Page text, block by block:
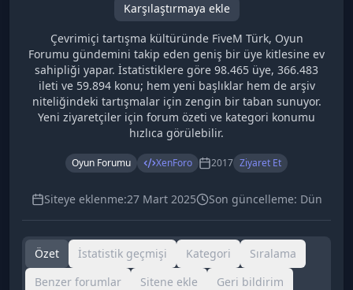
Karşılaştırmaya ekle
Çevrimiçi tartışma kültüründe FiveM Türk, Oyun
Forumu gündemini takip eden geniş bir üye kitlesine ev
sahipliği yapar. İstatistiklere göre 98.465 üye, 366.483
ileti ve 59.894 konu; hem yeni başlıklar hem de arşiv
niteliğindeki tartışmalar için zengin bir taban sunuyor.
Yeni ziyaretçiler için forum özeti ve kategori konumu
hızlıca görülebilir.
Oyun Forumu XenForo 2017 Ziyaret Et
Siteye eklenme:27 Mart 2025 Son güncelleme: Dün
Özet İstatistik geçmişi Kategori
Sıralama
Benzer forumlar
Sitene ekle Geri bildirim